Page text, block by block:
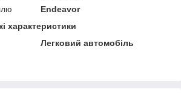
Endeavor
характеристики
Легковий автомобіль